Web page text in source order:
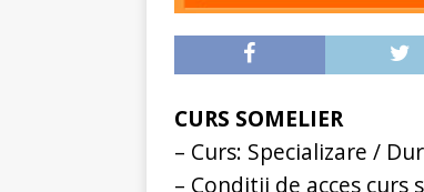
CURS SOMELIER
– Curs: Specializare /
– Conditii de acces curs